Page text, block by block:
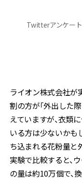
Twitterアンケート
ライオン株式会社が
割の方が「外出した
えていますが、衣類
いる方は少ないかも
ち込まれる花粉量と
実験で比較すると、
の量は約10万個で、